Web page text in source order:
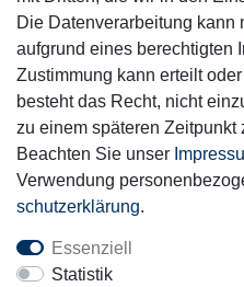
© Copyright 2026 |
Die Datenverarbeitung kann
aufgrund eines berechtigten
Zustimmung kann erteilt
besteht das Recht, nicht
zu einem späteren Zeitpunkt
Beachten Sie unser
Verwendung
schutz­erklärung.
Essenziell
Statistik